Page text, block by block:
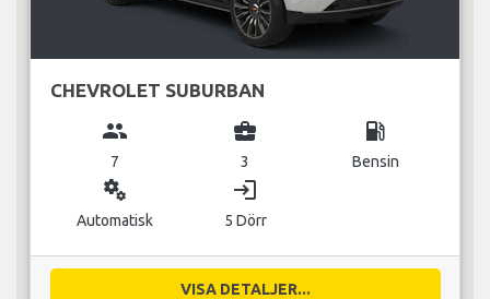
CHEVROLET SUBURBAN
group
7
business_center
3
local_gas_station
Bensin
miscellaneous_services
Automatisk
login
5 Dörr
VISA DETALJER...